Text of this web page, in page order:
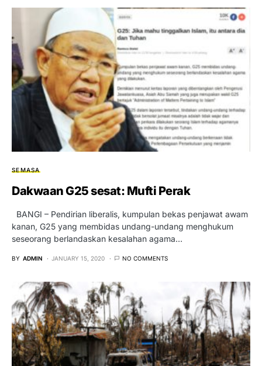
SEMASA
Dakwaan G25 sesat: Mufti Perak
BANGI – Pendirian liberalis, kumpulan bekas penjawat awam
kanan, G25 yang membidas undang-undang menghukum
seseorang berlandaskan kesalahan agama…
BY ADMIN JANUARY 15, 2020 NO COMMENTS